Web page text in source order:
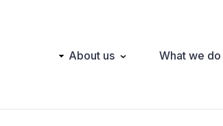
Main About us What we do